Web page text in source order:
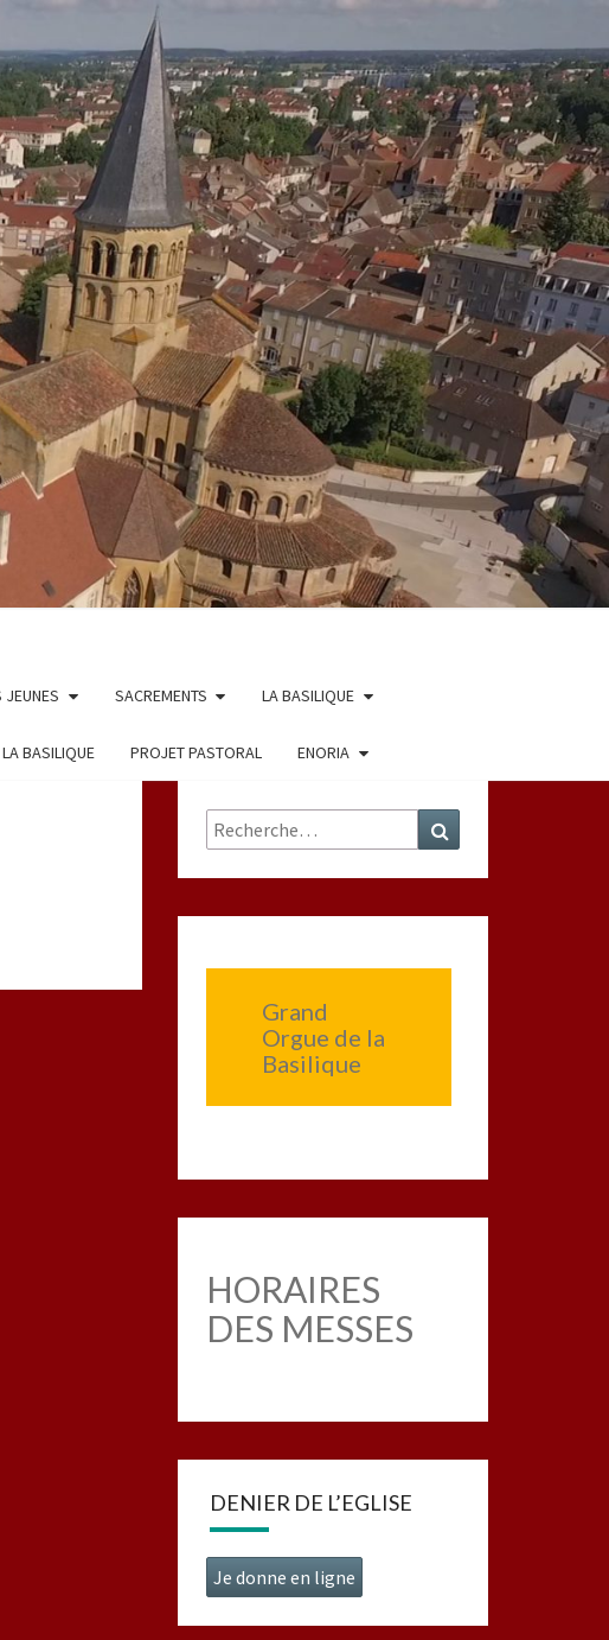
JEUNES SACREMENTS LA BASILIQUE
BASILIQUE PROJET PASTORAL ENORIA
Rechercher :
Grand
Orgue de la
Basilique
HORAIRES
DES MESSES
DENIER DE L’EGLISE
Je donne en ligne